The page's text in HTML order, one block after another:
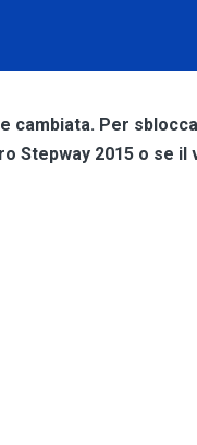
cambiata. Per
Stepway 2015 o se